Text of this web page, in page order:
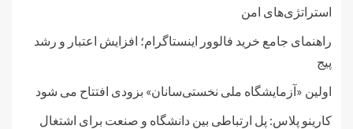
استراتژی‌های امن
راهنمای جامع خرید فالوور اینستاگرام؛ افزایش اعتبار و رشد
پیج
اولین «آزمایشگاه ملی نخستی‌سانان» بزودی افتتاح می شود
کارینو پلاس: پل ارتباطی بین دانشگاه و صنعت برای اشتغال